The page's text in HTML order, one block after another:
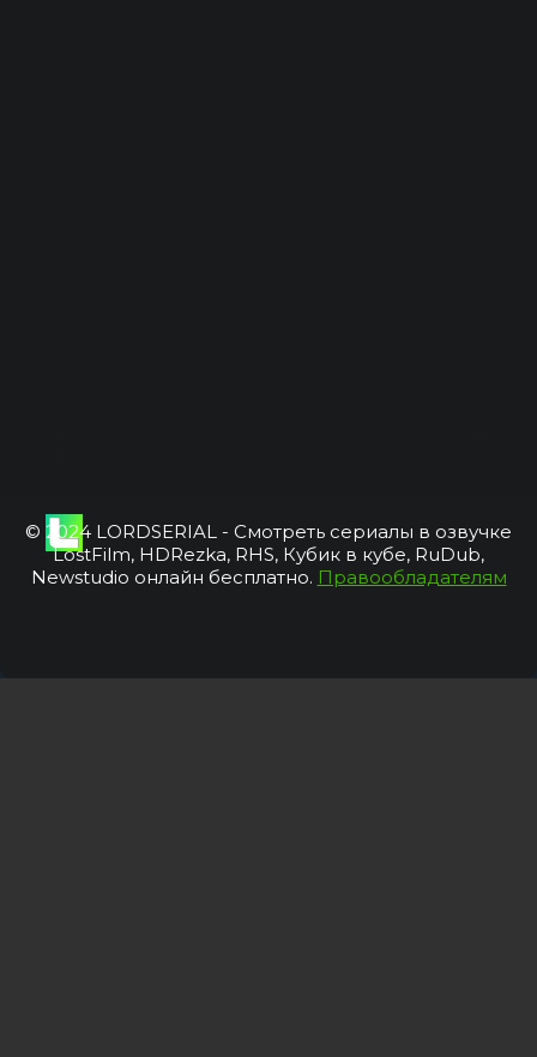
© 2024 LORDSERIAL - Смотреть сериалы в озвучке
LostFilm, HDRezka, RHS, Кубик в кубе, RuDub,
Newstudio онлайн бесплатно. Правообладателям